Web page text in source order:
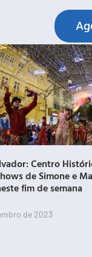
Centro
de Simone e
fim de semana
de 2023